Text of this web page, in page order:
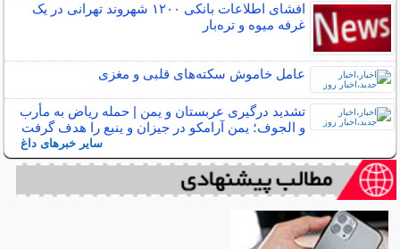
افشای اطلاعات بانکی ۱۲۰۰ شهروند تهرانی در یک
غرفه میوه و تره‌بار
عامل خاموش سکته‌های قلبی و مغزی
تشدید درگیری عربستان و یمن | حمله ریاض به مأرب
و الجوف؛ یمن آرامکو در جیزان و ینبع را هدف گرفت
سایر خبرهای داغ